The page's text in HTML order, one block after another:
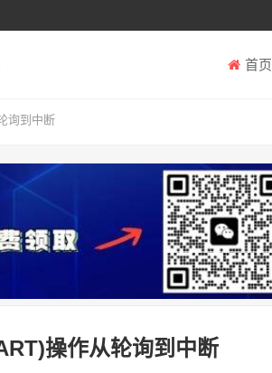
首页
询到中断
操作从轮询到中断